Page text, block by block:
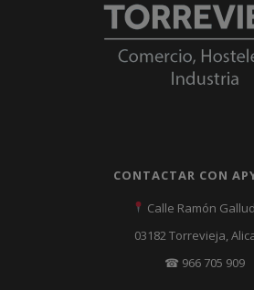
CONTACTAR CON
Calle Ramón
03182 Torrevieja,
☎ 966 705 909